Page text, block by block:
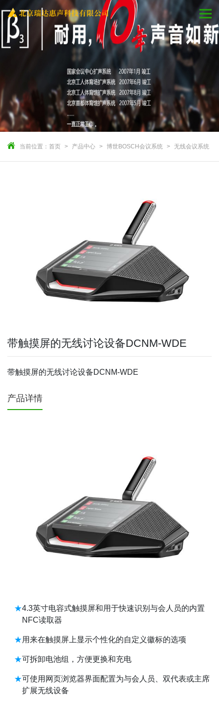
当前位置： 首页 产品中心 博世BOSCH会议系统 无线会议系统
带触摸屏的无线讨论设备DCNM-WDE
带触摸屏的无线讨论设备DCNM-WDE
产品详情
4.3英寸电容式触摸屏和用于快速识别与会人员的内置
NFC读取器
用来在触摸屏上显示个性化的自定义徽标的选项
可拆卸电池组，方便更换和充电
可使用网页浏览器界面配置为与会人员、双代表或主席
扩展无线设备